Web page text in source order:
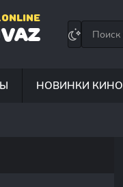
НОВИНКИ КИНО